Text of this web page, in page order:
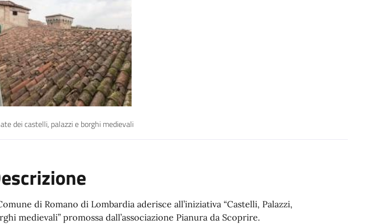
dei castelli, palazzi e borghi medievali
di Romano di Lombardia aderisce all’iniziativa “Castelli, Palazzi,
medievali” promossa dall’associazione Pianura da Scoprire.